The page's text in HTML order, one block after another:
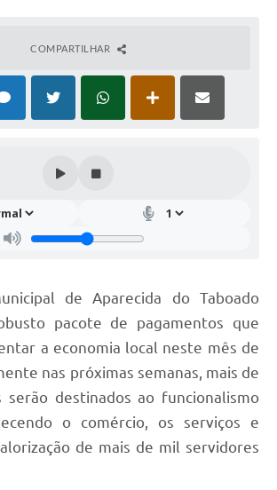
COMPARTILHAR
de Aparecida do Taboado
pacote de pagamentos que
a economia local neste mês de
nas próximas semanas, mais de
serão destinados ao funcionalismo
o comércio, os serviços e
de mais de mil servidores